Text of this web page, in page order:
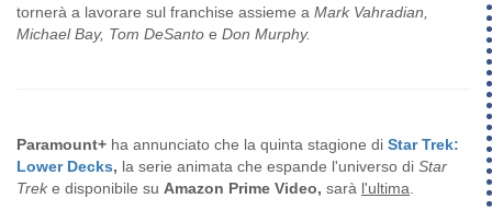
tornerà a lavorare sul franchise assieme a Mark Vahradian,
Michael Bay, Tom DeSanto e Don Murphy.
Paramount+ ha annunciato che la quinta stagione di Star Trek:
Lower Decks, la serie animata che espande l'universo di Star
Treke disponibile su Amazon Prime Video, sarà l'ultima